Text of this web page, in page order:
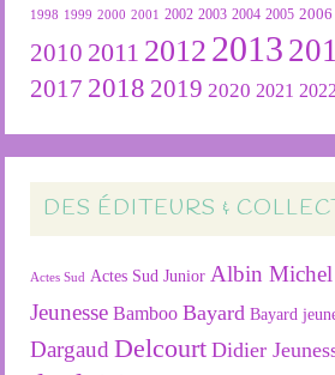
1998 1999 2000 2001 2002 2003 2004 2005 2006
2010 2011 2012 2013
2017 2018 2019 2020 2021 2022
DES ÉDITEURS &
Actes Sud Actes Sud Junior Albin Michel
Jeunesse Bamboo Bayard Bayard
Dargaud Delcourt Didier